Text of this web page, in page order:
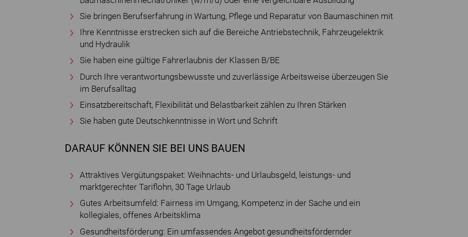
Sie bringen Berufserfahrung in Wartung, Pflege und Reparatur von Baumaschinen mit
Ihre Kenntnisse erstrecken sich auf die Bereiche Antriebstechnik, Fahrzeugelektrik
und Hydraulik
Sie haben eine gültige Fahrerlaubnis der Klassen B/BE
Durch Ihre verantwortungsbewusste und zuverlässige Arbeitsweise überzeugen Sie
im Berufsalltag
Einsatzbereitschaft, Flexibilität und Belastbarkeit zählen zu Ihren Stärken
Sie haben gute Deutschkenntnisse in Wort und Schrift
DARAUF KÖNNEN SIE BEI UNS BAUEN
Attraktives Vergütungspaket: Weihnachts- und Urlaubsgeld, leistungs- und
marktgerechter Tariflohn, 30 Tage Urlaub
Gutes Arbeitsumfeld: Fairness im Umgang, Kompetenz in der Sache und ein
kollegiales, offenes Arbeitsklima
Gesundheitsförderung: Ein umfassendes Angebot gesundheitsfördernder